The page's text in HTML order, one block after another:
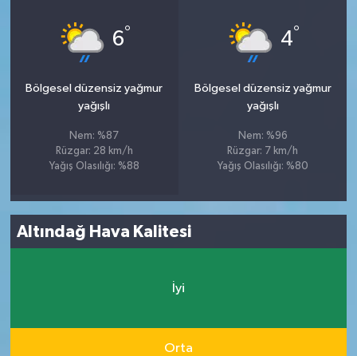
6°
Bölgesel düzensiz yağmur
yağışlı
Nem: %87
Rüzgar: 28 km/h
Yağış Olasılığı: %88
4°
Bölgesel düzensiz yağmur
yağışlı
Nem: %96
Rüzgar: 7 km/h
Yağış Olasılığı: %80
Altındağ Hava Kalitesi
İyi
Orta